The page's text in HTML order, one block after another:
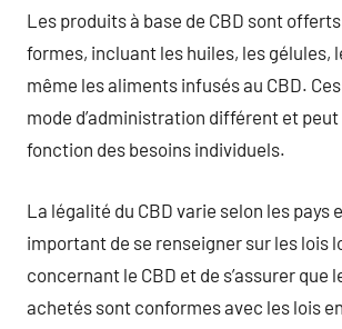
Les produits à base de CBD sont
formes, incluant les huiles, les gélules,
même les aliments infusés au CBD.
mode d’administration différent et
fonction des besoins individuels.
La légalité du CBD varie selon les pays
important de se renseigner sur les lois
concernant le CBD et de s’assurer que
achetés sont conformes avec les lois